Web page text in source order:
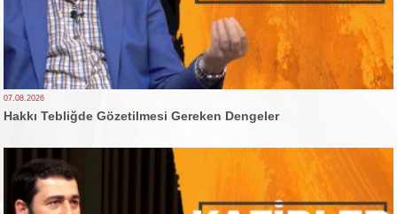
07.08.2026
Hakkı Tebliğde Gözetilmesi Gereken Dengeler